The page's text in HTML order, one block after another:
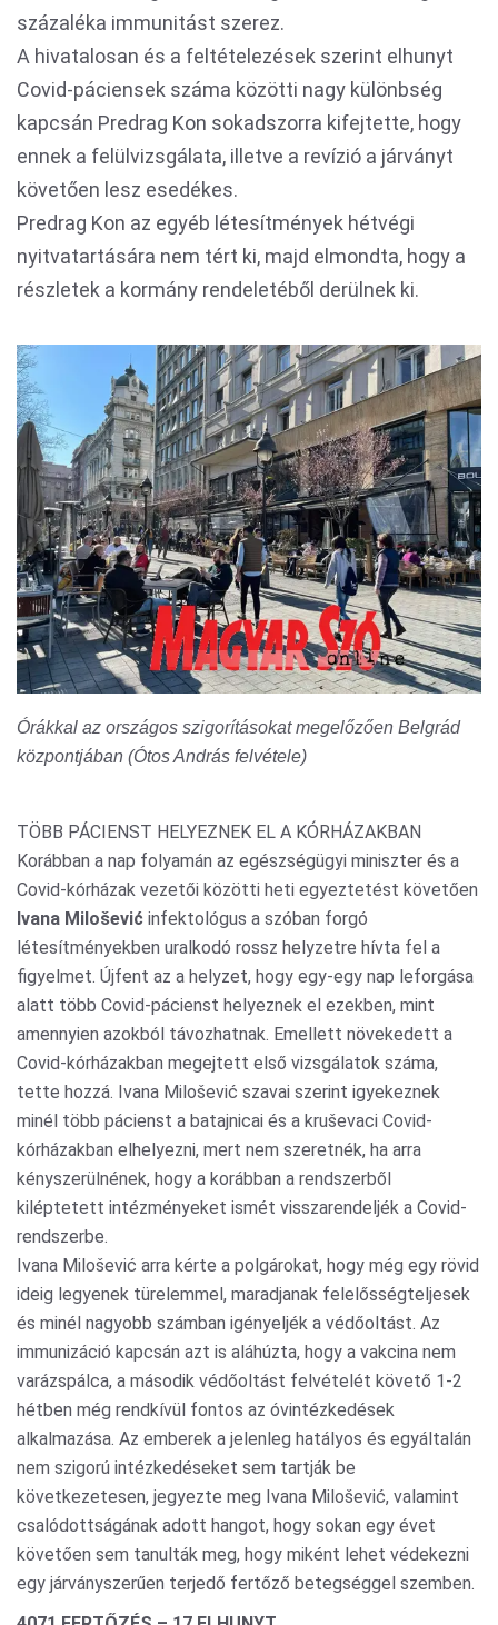
százaléka immunitást szerez.
A hivatalosan és a feltételezések szerint elhunyt
Covid-páciensek száma közötti nagy különbség
kapcsán Predrag Kon sokadszorra kifejtette, hogy
ennek a felülvizsgálata, illetve a revízió a járványt
követően lesz esedékes.
Predrag Kon az egyéb létesítmények hétvégi
nyitvatartására nem tért ki, majd elmondta, hogy a
részletek a kormány rendeletéből derülnek ki.
Órákkal az országos szigorításokat megelőzően Belgrád
központjában (Ótos András felvétele)
TÖBB PÁCIENST HELYEZNEK EL A KÓRHÁZAKBAN
Korábban a nap folyamán az egészségügyi miniszter és a
Covid-kórházak vezetői közötti heti egyeztetést követően
Ivana Milošević infektológus a szóban forgó
létesítményekben uralkodó rossz helyzetre hívta fel a
figyelmet. Újfent az a helyzet, hogy egy-egy nap leforgása
alatt több Covid-pácienst helyeznek el ezekben, mint
amennyien azokból távozhatnak. Emellett növekedett a
Covid-kórházakban megejtett első vizsgálatok száma,
tette hozzá. Ivana Milošević szavai szerint igyekeznek
minél több pácienst a batajnicai és a kruševaci Covid-
kórházakban elhelyezni, mert nem szeretnék, ha arra
kényszerülnének, hogy a korábban a rendszerből
kiléptetett intézményeket ismét visszarendeljék a Covid-
rendszerbe.
Ivana Milošević arra kérte a polgárokat, hogy még egy rövid
ideig legyenek türelemmel, maradjanak felelősségteljesek
és minél nagyobb számban igényeljék a védőoltást. Az
immunizáció kapcsán azt is aláhúzta, hogy a vakcina nem
varázspálca, a második védőoltást felvételét követő 1-2
hétben még rendkívül fontos az óvintézkedések
alkalmazása. Az emberek a jelenleg hatályos és egyáltalán
nem szigorú intézkedéseket sem tartják be
következetesen, jegyezte meg Ivana Milošević, valamint
csalódottságának adott hangot, hogy sokan egy évet
követően sem tanulták meg, hogy miként lehet védekezni
egy járványszerűen terjedő fertőző betegséggel szemben.